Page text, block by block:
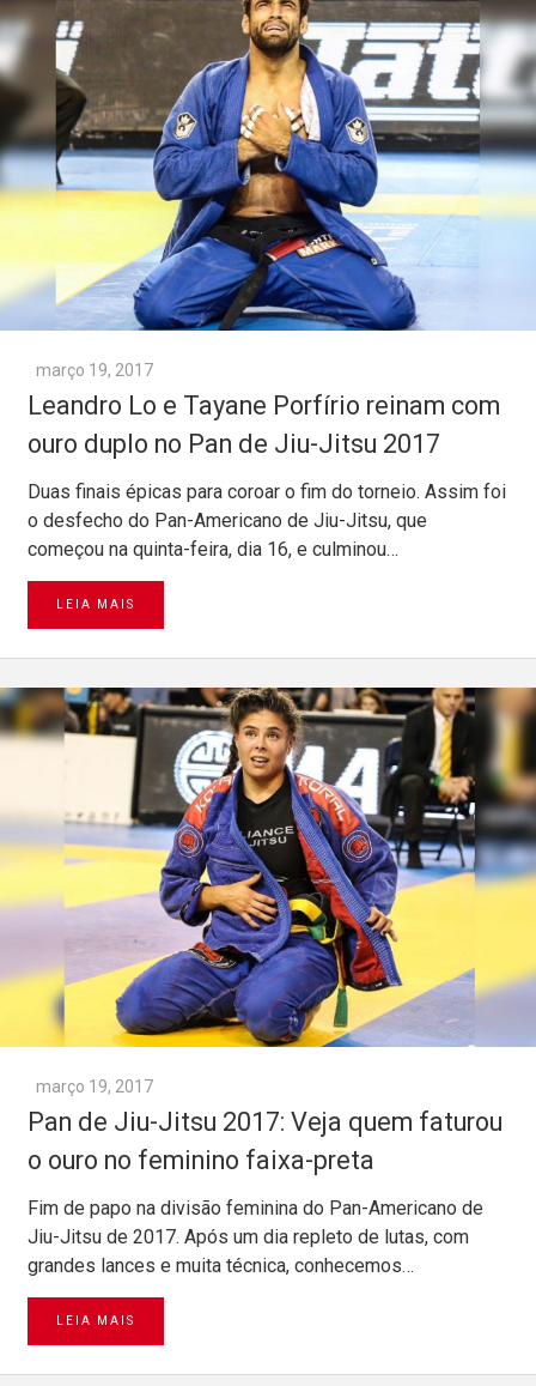
março 19, 2017
Leandro Lo e Tayane Porfírio reinam com
ouro duplo no Pan de Jiu-Jitsu 2017
Duas finais épicas para coroar o fim do torneio. Assim foi
o desfecho do Pan-Americano de Jiu-Jitsu, que
começou na quinta-feira, dia 16, e culminou…
LEIA MAIS
março 19, 2017
Pan de Jiu-Jitsu 2017: Veja quem faturou
o ouro no feminino faixa-preta
Fim de papo na divisão feminina do Pan-Americano de
Jiu-Jitsu de 2017. Após um dia repleto de lutas, com
grandes lances e muita técnica, conhecemos…
LEIA MAIS